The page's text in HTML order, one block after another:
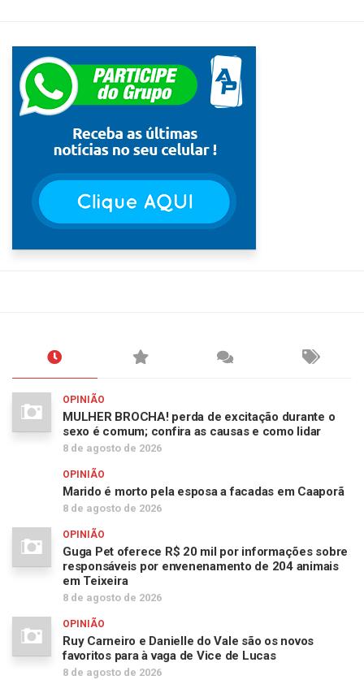
OPINIÃO
MULHER BROCHA! perda de excitação durante o
sexo é comum; confira as causas e como lidar
8 de agosto de 2026
OPINIÃO
Marido é morto pela esposa a facadas em Caaporã
8 de agosto de 2026
OPINIÃO
Guga Pet oferece R$ 20 mil por informações sobre
responsáveis por envenenamento de 204 animais
em Teixeira
8 de agosto de 2026
OPINIÃO
Ruy Carneiro e Danielle do Vale são os novos
favoritos para à vaga de Vice de Lucas
8 de agosto de 2026